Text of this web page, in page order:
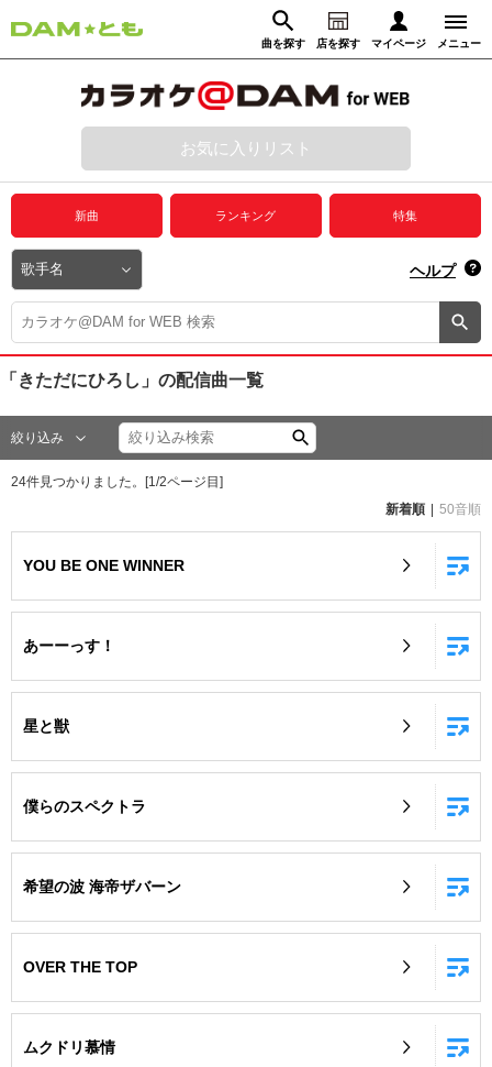
曲を探す 店を探す マイページ メニュー
動画からさがす 録音からさがす
ログイン
プレミアムサービス
DAM★とも動画
DAM★とも録音
カラオケ＠DAM
ユーザー検索
DAMの新曲・ランキングなど
自宅でカラオケ歌い放題！
お気に入りリスト
新曲 ランキング 特集
ヘルプ
「きただにひろし」 の配信曲一覧
絞り込み
24件見つかりました。[1 /2ページ目]
新着順
50音順
YOU BE ONE WINNER
あーーっす！
星と獣
僕らのスペクトラ
希望の波 海帝ザバーン
OVER THE TOP
ムクドリ慕情